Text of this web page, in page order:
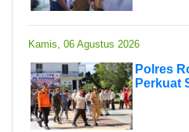
Kamis, 06 Agustus 2026
Polres
Perkuat